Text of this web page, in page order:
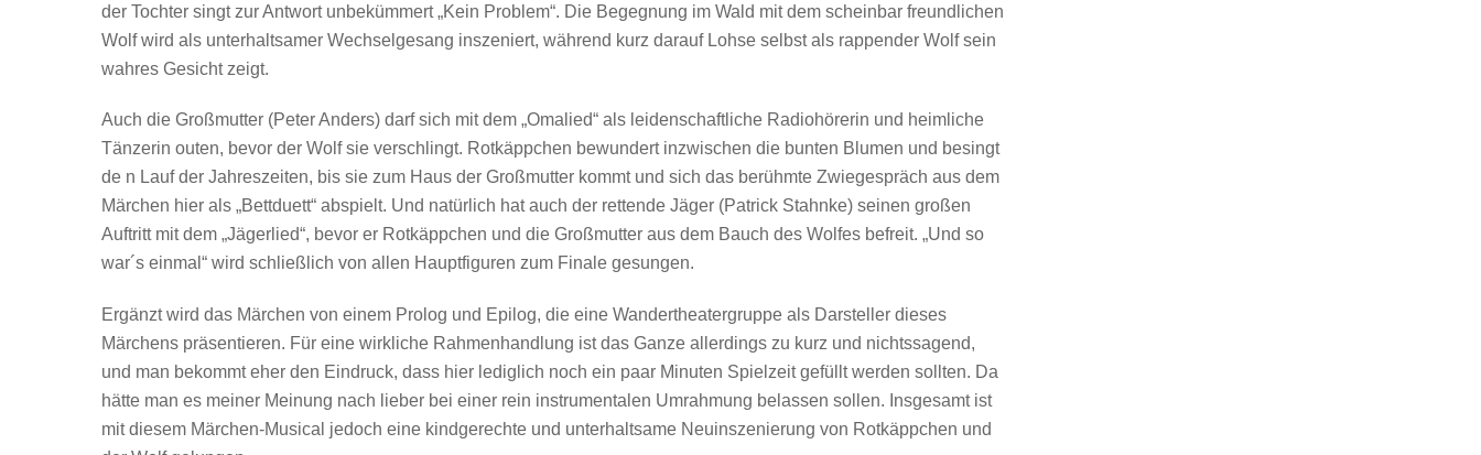
der Tochter singt zur Antwort unbekümmert „Kein Problem“. Die Begegnung im Wald mit dem scheinbar freundlichen
Wolf wird als unterhaltsamer Wechselgesang inszeniert, während kurz darauf Lohse selbst als rappender Wolf sein
wahres Gesicht zeigt.
Auch die Großmutter (Peter Anders) darf sich mit dem „Omalied“ als leidenschaftliche Radiohörerin und heimliche
Tänzerin outen, bevor der Wolf sie verschlingt. Rotkäppchen bewundert inzwischen die bunten Blumen und besingt
de n Lauf der Jahreszeiten, bis sie zum Haus der Großmutter kommt und sich das berühmte Zwiegespräch aus dem
Märchen hier als „Bettduett“ abspielt. Und natürlich hat auch der rettende Jäger (Patrick Stahnke) seinen großen
Auftritt mit dem „Jägerlied“, bevor er Rotkäppchen und die Großmutter aus dem Bauch des Wolfes befreit. „Und so
war´s einmal“ wird schließlich von allen Hauptfiguren zum Finale gesungen.
Ergänzt wird das Märchen von einem Prolog und Epilog, die eine Wandertheatergruppe als Darsteller dieses
Märchens präsentieren. Für eine wirkliche Rahmenhandlung ist das Ganze allerdings zu kurz und nichtssagend,
und man bekommt eher den Eindruck, dass hier lediglich noch ein paar Minuten Spielzeit gefüllt werden sollten. Da
hätte man es meiner Meinung nach lieber bei einer rein instrumentalen Umrahmung belassen sollen. Insgesamt ist
mit diesem Märchen-Musical jedoch eine kindgerechte und unterhaltsame Neuinszenierung von Rotkäppchen und